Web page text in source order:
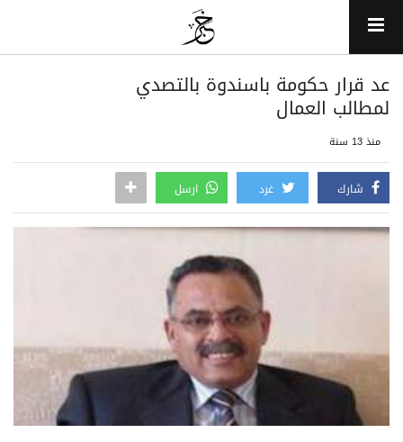
عد قرار حكومة باسندوة بالتصدي
لمطالب العمال
منذ 13 سنة
شارك غرد ارسل